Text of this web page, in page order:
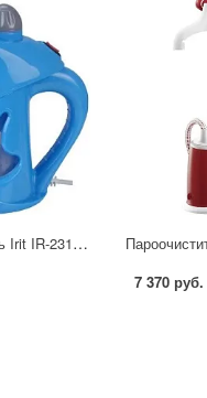
Пароочиститель Irit IR-2312 в Москве
7 370 руб.